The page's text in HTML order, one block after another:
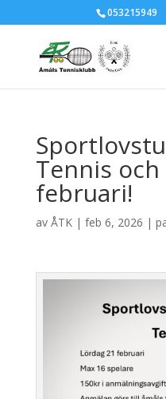
053215949
Tennis och
februari!
av ÅTK| feb 6, 2026 |